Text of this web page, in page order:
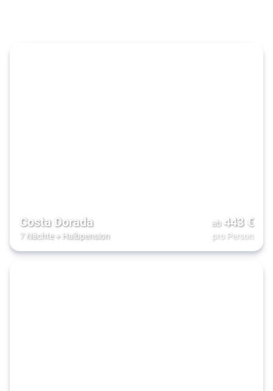
Costa Dorada
7 Nächte+ Halbpension
ab 443€
pro Person